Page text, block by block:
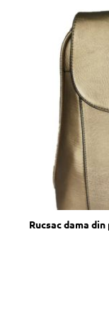
Rucsac dama